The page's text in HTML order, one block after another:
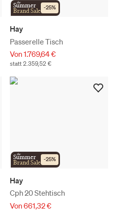
the
Summer
Brand Sale -25%
Hay
Passerelle Tisch
Von 1.769,64 €
statt 2.359,52 €
the
Summer
Brand Sale -25%
Hay
Cph 20 Stehtisch
Von 661,32 €